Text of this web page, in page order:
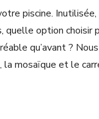
piscine.
quelle option choisir
qu’avant ?
mosaïque et le